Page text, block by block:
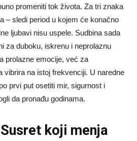
promeniti tok života. Za tri znaka
– sledi period u kojem će konačno
ljubavi nisu uspele. Sudbina sada
za duboku, iskrenu i neprolaznu
prolazne emocije, već za
vibrira na istoj frekvenciji. U naredne
prvi put osetiti mir, sigurnost i
da pronađu godinama.
koji menja